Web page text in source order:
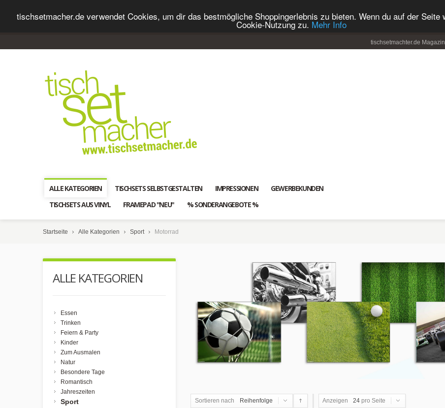
tischsetmacher.de verwendet Cookies, um dir das bestmögliche Shoppingerlebnis zu bieten. Wenn du auf der
Cookie-Nutzung zu. Mehr Info
tischsetmachter.de Magazin
ALLE KATEGORIEN TISCHSETS SELBSTGESTALTEN IMPRESSIONEN
GEWERBEKUNDEN
TISCHSETS AUS VINYL
FRAMEPAD "NEU" % SONDERANGEBOTE %
Startseite Alle Kategorien Sport Motorrad
Sortieren nach Reihenfolge Anzeigen 24 pro Seite
ALLE KATEGORIEN
Essen
Trinken
Feiern & Party
Kinder
Zum Ausmalen
Natur
Besondere Tage
Romantisch
Jahreszeiten
Sport